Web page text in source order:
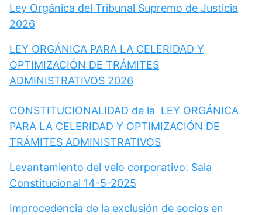
Ley Orgánica del Tribunal Supremo de Justicia
2026
LEY ORGÁNICA PARA LA CELERIDAD Y
OPTIMIZACIÓN DE TRÁMITES
ADMINISTRATIVOS 2026
CONSTITUCIONALIDAD de la LEY ORGÁNICA
PARA LA CELERIDAD Y OPTIMIZACIÓN DE
TRÁMITES ADMINISTRATIVOS
Levantamiento del velo corporativo: Sala
Constitucional 14-5-2025
Improcedencia de la exclusión de socios en